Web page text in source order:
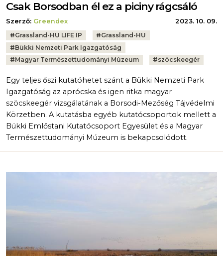
Csak Borsodban él ez a piciny rágcsáló
Szerző: Greendex
2023. 10. 09.
Tags:
#Grassland-HU LIFE IP #Grassland-HU
#Bükki Nemzeti Park Igazgatóság
#Magyar Természettudományi Múzeum #szöcskeegér
Egy teljes őszi kutatóhetet szánt a Bükki Nemzeti Park
Igazgatóság az aprócska és igen ritka magyar
szöcskeegér vizsgálatának a Borsodi-Mezőség Tájvédelmi
Körzetben. A kutatásba egyéb kutatócsoportok mellett a
Bükki Emlőstani Kutatócsoport Egyesület és a Magyar
Természettudományi Múzeum is bekapcsolódott.